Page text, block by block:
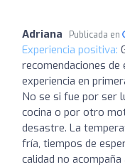
Adriana Publicada en
Experiencia positiva:
recomendaciones
experiencia en
No se si fue por ser
cocina o por otro
desastre. La
fría, tiempos de
calidad no